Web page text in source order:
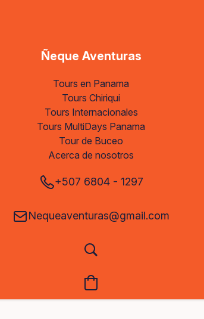
Ñeque Aventuras
Tours en Panama
Tours Chiriqui
Tours Internacionales
Tours MultiDays Panama
Tour de Buceo
Acerca de nosotros
+507 6804 - 1297
Nequeaventuras@gmail.com